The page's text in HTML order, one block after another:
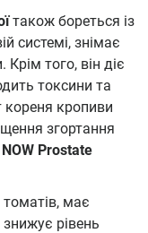
також бореться із
системі, знімає
того, він діє
токсини та
кореня кропиви
згортання
NOW Prostate
має
знижує рівень